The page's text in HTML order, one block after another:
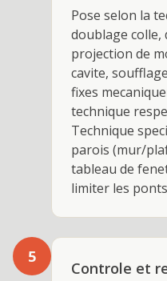
Pose selon la
doublage
projection de
cavite,
fixes
technique
Technique
parois (mur/
tableau de
limiter les
5
Controle et